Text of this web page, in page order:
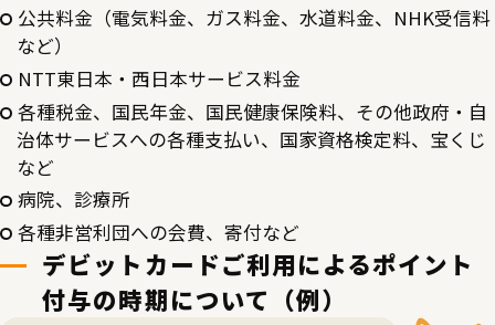
公共料金（電気料金、ガス料金、水道料金、NHK受信料
など）
NTT東日本・西日本サービス料金
各種税金、国民年金、国民健康保険料、その他政府・自
治体サービスへの各種支払い、国家資格検定料、宝くじ
など
病院、診療所
各種非営利団への会費、寄付など
デビットカードご利用によるポイント
付与の時期について（例）